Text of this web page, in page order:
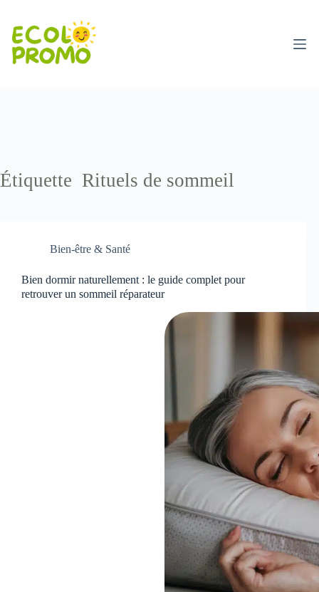
Étiquette Rituels de sommeil
Bien-être & Santé
Bien dormir naturellement : le guide complet pour
retrouver un sommeil réparateur